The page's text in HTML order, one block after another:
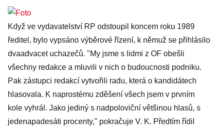
Když ve vydavatelství RP odstoupil koncem roku 1989
ředitel, bylo vypsáno výběrové řízení, k němuž se přihlásilo
dvaadvacet uchazečů. "My jsme s lidmi z OF obešli
všechny redakce a mluvili v nich o budoucnosti podniku.
Pak zástupci redakcí vytvořili radu, která o kandidátech
hlasovala. K naprostému zděšení všech jsem v prvním
kole vyhrál. Jako jediný s nadpoloviční většinou hlasů, s
jedenapadesáti procenty," pokračuje V. K. Předtím řídil